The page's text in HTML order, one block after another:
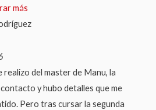
más
realizo del master de Manu, la
y hubo detalles que me
Pero tras cursar la segunda